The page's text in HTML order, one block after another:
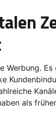
Werbung.
als